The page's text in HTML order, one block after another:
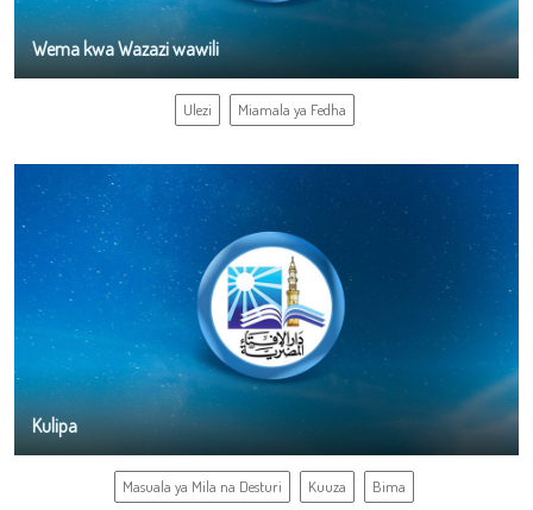
Wema kwa Wazazi wawili
Ulezi Miamala ya Fedha
Kulipa
Masuala ya Mila na Desturi Kuuza Bima